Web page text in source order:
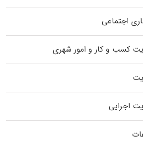
اجتماعی
کسب و کار و امور شهری
اجرایی